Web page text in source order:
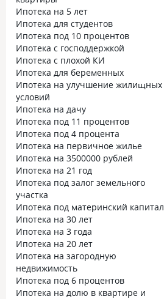
Ипотека на 5 лет
Ипотека для студентов
Ипотека под 10 процентов
Ипотека с господдержкой
Ипотека с плохой КИ
Ипотека для беременных
Ипотека на улучшение жилищных
условий
Ипотека на дачу
Ипотека под 11 процентов
Ипотека под 4 процента
Ипотека на первичное жилье
Ипотека на 3500000 рублей
Ипотека на 21 год
Ипотека под залог земельного
участка
Ипотека под материнский капитал
Ипотека на 30 лет
Ипотека на 3 года
Ипотека на 20 лет
Ипотека на загородную
недвижимость
Ипотека под 6 процентов
Ипотека на долю в квартире и